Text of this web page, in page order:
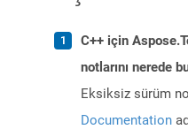
C++ için
notlarını nerede
Eksiksiz sürüm
Documentation